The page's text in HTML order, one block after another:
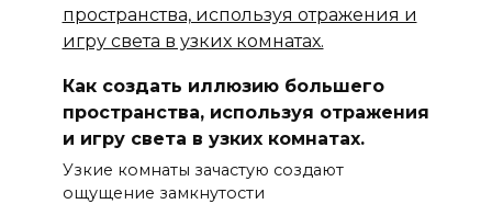
Как создать иллюзию большего
пространства, используя отражения
и игру света в узких комнатах.
Узкие комнаты зачастую создают
ощущение замкнутости